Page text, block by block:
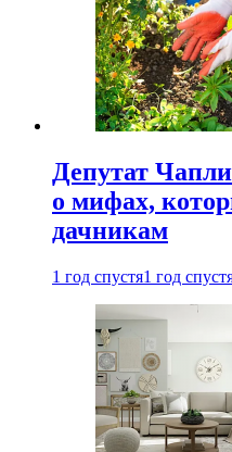
Депутат
о мифах,
дачникам
1 год спустя1 год